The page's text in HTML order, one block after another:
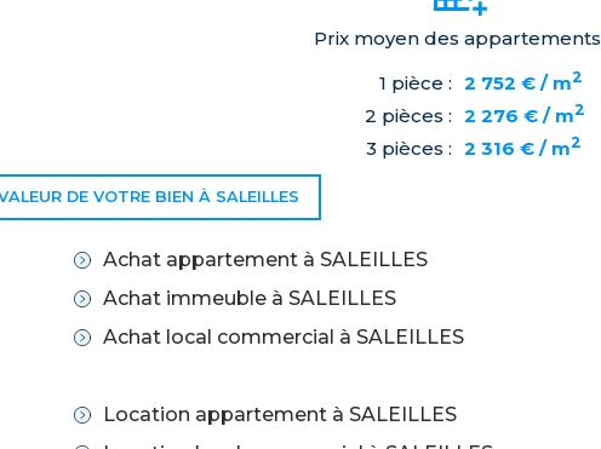
Prix moyen des appartements
1 pièce : 2 752 € / m2
2 pièces : 2 276 € / m2
3 pièces : 2 316 € / m2
DE VOTRE BIEN À SALEILLES
Achat appartement à SALEILLES
Achat immeuble à SALEILLES
Achat local commercial à SALEILLES
Location appartement à SALEILLES